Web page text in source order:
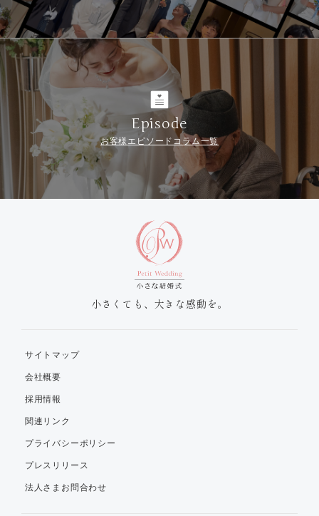
Episode
お客様エピソードコラム一覧
小さくても、大きな感動を。
サイトマップ
会社概要
採用情報
関連リンク
プライバシーポリシー
プレスリリース
法人さまお問合わせ